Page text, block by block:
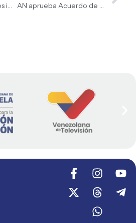
Científicos venezolanos impulsan el aprendizaje con enfoque didáctico AN aprueba Acuerdo de Honor a la memoria del Comandante Hugo Chávez